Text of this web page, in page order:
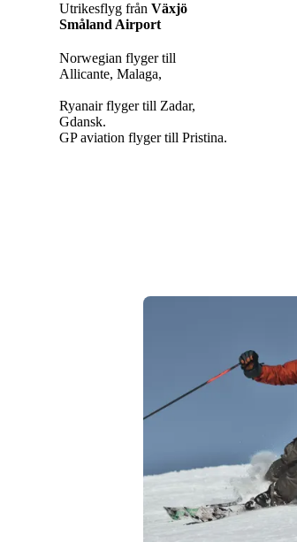
Utrikesflyg från Växjö
Småland Airport
Norwegian flyger till
Allicante, Malaga,
Ryanair flyger till Zadar,
Gdansk.
GP aviation flyger till Pristina.